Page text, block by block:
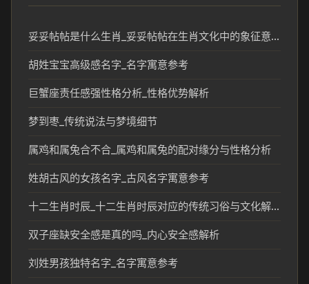
妥妥帖帖是什么生肖_妥妥帖帖在生肖文化中的象征意义
胡姓宝宝高级感名字_名字寓意参考
巨蟹座责任感强性格分析_性格优势解析
梦到枣_传统说法与梦境细节
属鸡和属兔合不合_属鸡和属兔的配对缘分与性格分析
姓胡古风的女孩名字_古风名字寓意参考
十二生肖时辰_十二生肖时辰对应的传统习俗与文化解读
双子座缺安全感是真的吗_内心安全感解析
刘姓男孩独特名字_名字寓意参考